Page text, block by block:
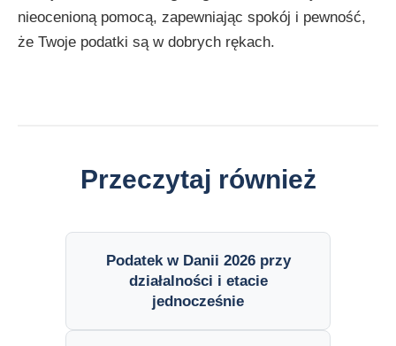
nieocenioną pomocą, zapewniając spokój i pewność,
że Twoje podatki są w dobrych rękach.
Przeczytaj również
Podatek w Danii 2026 przy
działalności i etacie
jednocześnie